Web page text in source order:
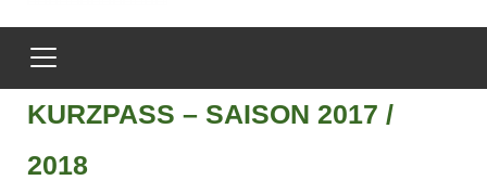
KURZPASS – SAISON 2017 /
2018